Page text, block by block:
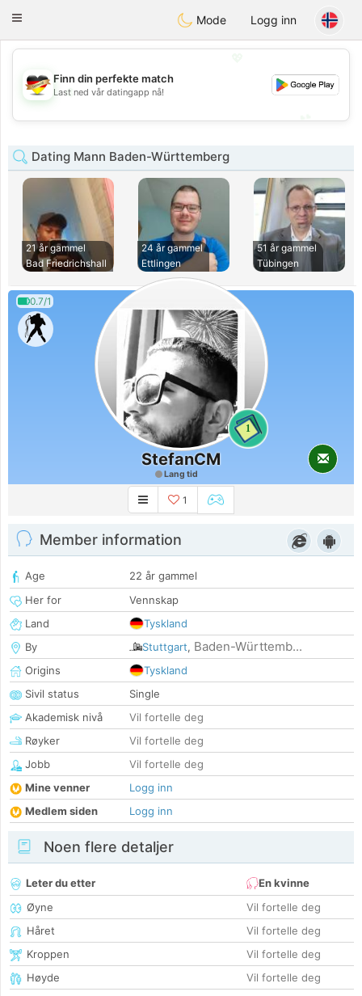
Deutsch Dating
Toggle
Mode Logg inn
💖
💕
Finn din perfekte match
Last ned vår datingapp nå!
Dating Mann Baden-Württemberg
21 år gammel
Bad Friedrichshall
24 år gammel
Ettlingen
51 år gammel
Tübingen
0.7/1
1
StefanCM
Lang tid
1
Member information
Age
22 år gammel
Her for
Vennskap
Land
Tyskland
By
Stuttgart, Baden-Württemb...
Origins
Tyskland
Sivil status
Single
Akademisk nivå
Vil fortelle deg
Røyker
Vil fortelle deg
Jobb
Vil fortelle deg
Mine venner
Logg inn
Medlem siden
Logg inn
Noen flere detaljer
Leter du etter
En kvinne
Øyne
Vil fortelle deg
Håret
Vil fortelle deg
Kroppen
Vil fortelle deg
Høyde
Vil fortelle deg